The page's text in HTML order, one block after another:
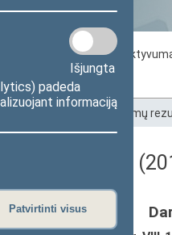
Išjungta
padeda
informaciją
Patvirtinti visus
Seimo narių
rezultatai
Seimo narių balsavimų
klausimas